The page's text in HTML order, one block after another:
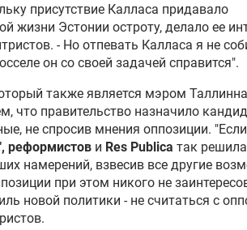
присутствие Калласа придавало
жизни Эстонии остроту, делало ее
- Но отпевать Калласа я не
он со своей задачей справится".
также является мэром
что правительство назначило
не спросив мнения оппозиции.
реформистов и Res Рublica так
намерений, взвесив все другие
при этом никого не
новой политики - не считаться с